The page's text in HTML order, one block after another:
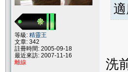
等級: 精靈王
文章: 342
註冊時間: 2005-09-18
最近來訪: 2007-11-16
離線
洗